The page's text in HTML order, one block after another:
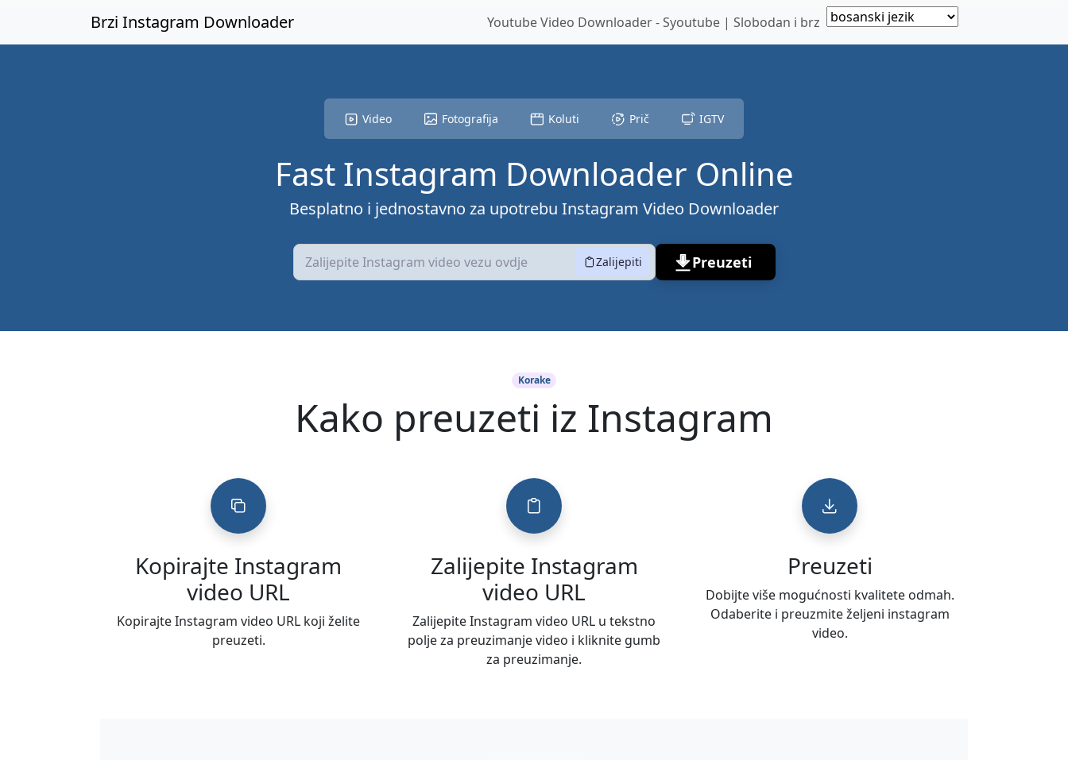
Brzi Instagram Downloader Youtube Video Downloader - Syoutube | Slobodan i brz
Video Fotografija Koluti Prič IGTV
Fast Instagram Downloader Online
Besplatno i jednostavno za upotrebu Instagram Video Downloader
Zalijepiti Preuzeti
Korake
Kako preuzeti iz Instagram
Kopirajte Instagram
video URL
Kopirajte Instagram video URL koji želite
preuzeti.
Zalijepite Instagram
video URL
Zalijepite Instagram video URL u tekstno
polje za preuzimanje video i kliknite gumb
za preuzimanje.
Preuzeti
Dobijte više mogućnosti kvalitete odmah.
Odaberite i preuzmite željeni instagram
video.